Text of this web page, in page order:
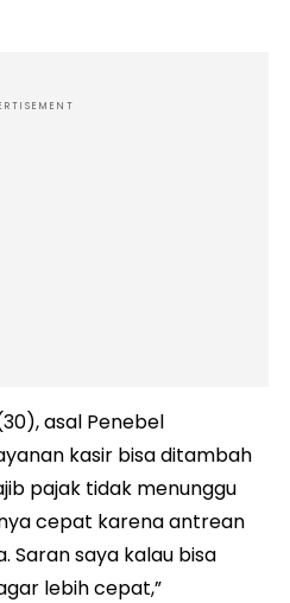
asal Penebel
kasir bisa ditambah
pajak tidak menunggu
cepat karena antrean
Saran saya kalau bisa
lebih cepat,”